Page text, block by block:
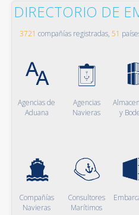
DIRECTORIO DE
3721 compañías registradas, 51
Agencias de
Aduana
Agencias
Navieras
y
Compañías
Navieras
Consultores
Marítimos